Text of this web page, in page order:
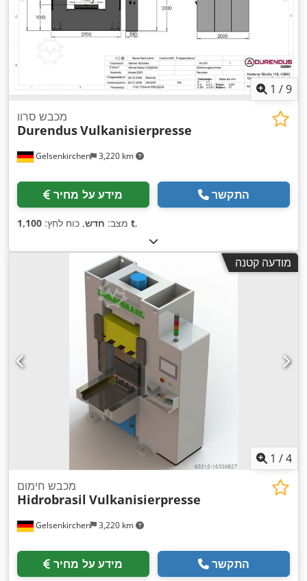
1 /9
Gelsenkirchen 3,220 km
מכבש סרוו
DurendusVulkanisierpresse
מידע על מחיר התקשר
מצב: חדש, כוח לחץ: 1,100 t,
מודעה קטנה
1 /4
Gelsenkirchen 3,220 km
מכבש חימום
Hidrobrasil Vulkanisierpresse
מידע על מחיר התקשר